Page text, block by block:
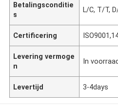
Betalingsconditie
s
L/C, T/T,
Certificering
Levering vermoge
n
In
Levertijd 3-4days